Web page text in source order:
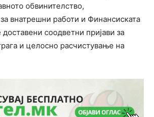
обвинителство,
внатрешни работи и Финансиската
соодветни пријави за
и целосно расчистување на